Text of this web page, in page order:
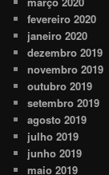
fevereiro 2020
janeiro 2020
dezembro 2019
novembro 2019
outubro 2019
setembro 2019
agosto 2019
julho 2019
junho 2019
maio 2019